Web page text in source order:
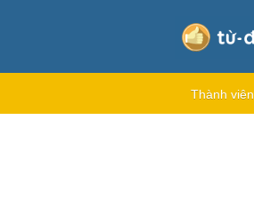
Thành viên